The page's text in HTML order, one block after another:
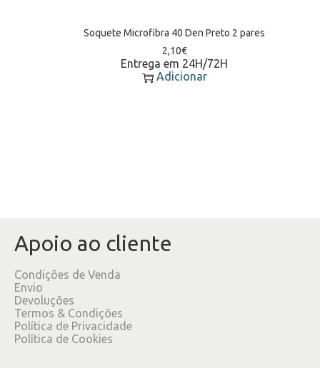
Soquete Microfibra 40 Den Preto 2 pares
2,10€
Entrega em 24H/72H
Adicionar
Apoio ao cliente
Condições de Venda
Envio
Devoluções
Termos & Condições
Política de Privacidade
Política de Cookies